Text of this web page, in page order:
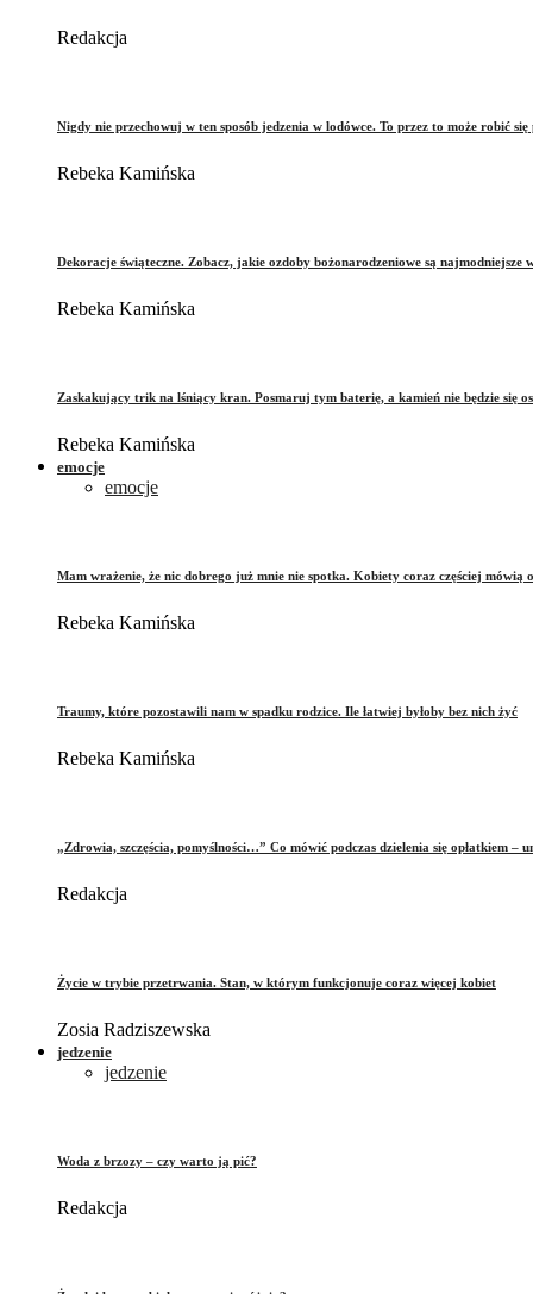
Redakcja
Nigdy nie przechowuj w ten sposób jedzenia w lodówce. To przez to może robić się
Rebeka Kamińska
Dekoracje świąteczne. Zobacz, jakie ozdoby bożonarodzeniowe są najmodniejsze
Rebeka Kamińska
Zaskakujący trik na lśniący kran. Posmaruj tym baterię, a kamień nie będzie się
Rebeka Kamińska
emocje
emocje
Mam wrażenie, że nic dobrego już mnie nie spotka. Kobiety coraz częściej mówią
Rebeka Kamińska
Traumy, które pozostawili nam w spadku rodzice. Ile łatwiej byłoby bez nich żyć
Rebeka Kamińska
„Zdrowia, szczęścia, pomyślności…” Co mówić podczas dzielenia się opłatkiem –
Redakcja
Życie w trybie przetrwania. Stan, w którym funkcjonuje coraz więcej kobiet
Zosia Radziszewska
jedzenie
jedzenie
Woda z brzozy – czy warto ją pić?
Redakcja